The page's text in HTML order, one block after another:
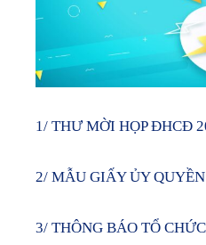
1/ THƯ MỜI HỌP ĐHCĐ
2/ MẪU GIẤY ỦY
3/ THÔNG BÁO TỔ